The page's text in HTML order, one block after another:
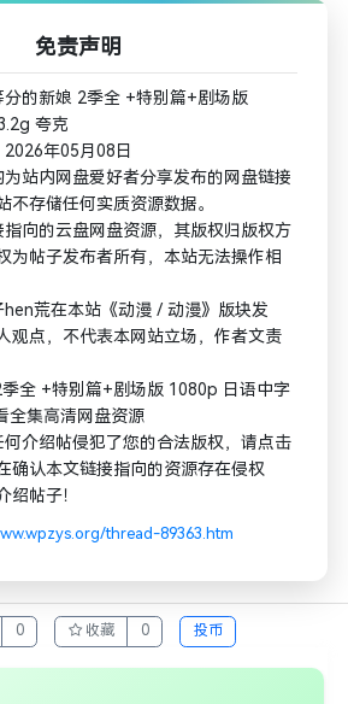
免责声明
分的新娘 2季全 +特别篇+剧场版
夸克
年05月08日
站内网盘爱好者分享发布的网盘链接
不存储任何实质资源数据。
向的云盘网盘资源，其版权归版权方
为帖子发布者所有，本站无法操作相
荒在本站《动漫 / 动漫》版块发
观点，不代表本网站立场，作者文责
全 +特别篇+剧场版 1080p 日语中字
全集高清网盘资源
介绍帖侵犯了您的合法版权，请点击
确认本文链接指向的资源存在侵权
绍帖子！
thread-89363.htm
0 收藏 0 投币